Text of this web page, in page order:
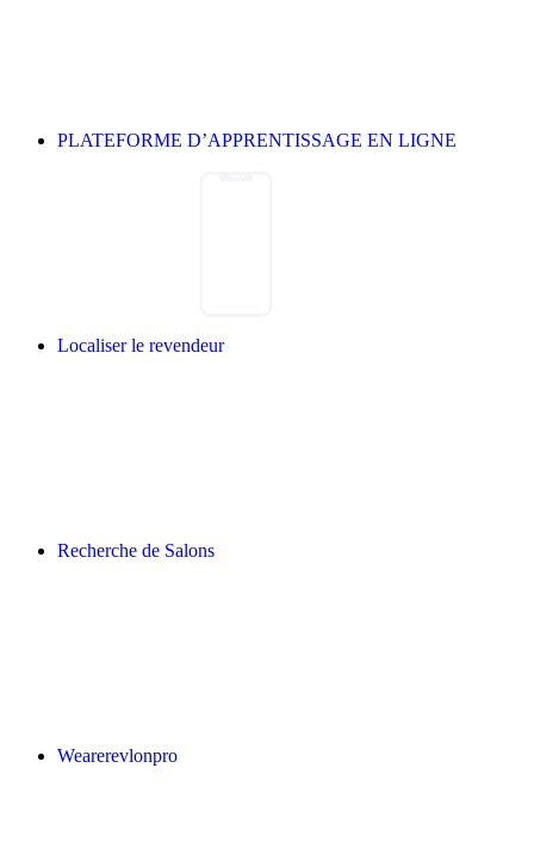
PLATEFORME D’APPRENTISSAGE EN LIGNE
Localiser le revendeur
Recherche de Salons
Wearerevlonpro